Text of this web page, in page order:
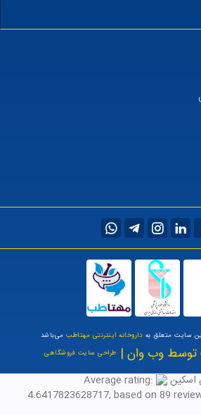
سایت متعلق به داروخانه اینترنتی مهتاطبمی‌باشد
وب وان | طراحی سایت فروشگاهی
Average rating:
4.6417823628717, based on 89